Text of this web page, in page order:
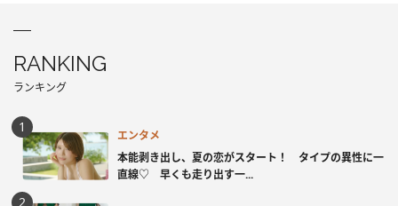
RANKING
ランキング
エンタメ
本能剥き出し、夏の恋がスタート！ タイプの異性に一
直線♡ 早くも走り出す一...